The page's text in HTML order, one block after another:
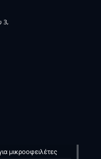
3,
μικροοφειλέτες